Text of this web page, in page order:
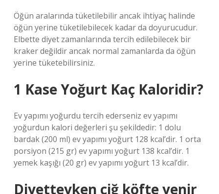
Öğün aralarında tüketilebilir ancak ihtiyaç halinde
öğün yerine tüketilebilecek kadar da doyurucudur.
Elbette diyet zamanlarında tercih edilebilecek bir
kraker değildir ancak normal zamanlarda da öğün
yerine tüketebilirsiniz.
1 Kase Yoğurt Kaç Kaloridir?
Ev yapımı yoğurdu tercih ederseniz ev yapımı
yoğurdun kalori değerleri şu şekildedir: 1 dolu
bardak (200 ml) ev yapımı yoğurt 128 kcal’dir. 1 orta
porsiyon (215 gr) ev yapımı yoğurt 138 kcal’dir. 1
yemek kaşığı (20 gr) ev yapımı yoğurt 13 kcal’dir.
Diyetteyken çiğ köfte yenir